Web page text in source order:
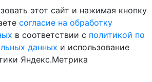
этот сайт и нажимая кнопку
согласие на обработку
в соответствии с политикой по
данных и использование
Яндекс.Метрика